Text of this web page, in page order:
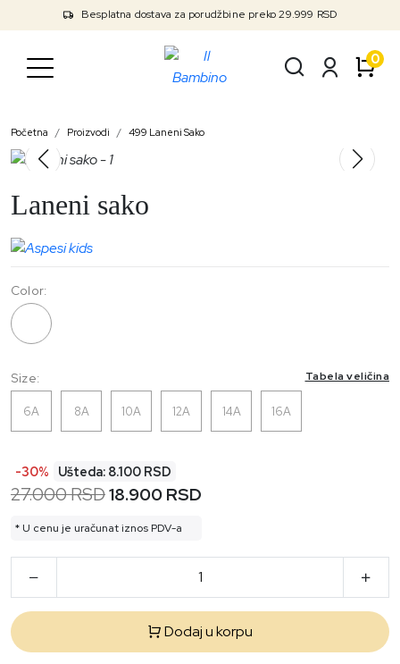
Besplatna dostava za porudžbine preko 29.999 RSD
0
Početna Proizvodi 499 Laneni Sako
Laneni sako
Size: Tabela veličina
6A 8A 10A 12A 14A 16A
Color:
-30% Ušteda: 8.100 RSD
27.000 RSD18.900 RSD
* U cenu je uračunat iznos PDV-a
Dodaj u korpu